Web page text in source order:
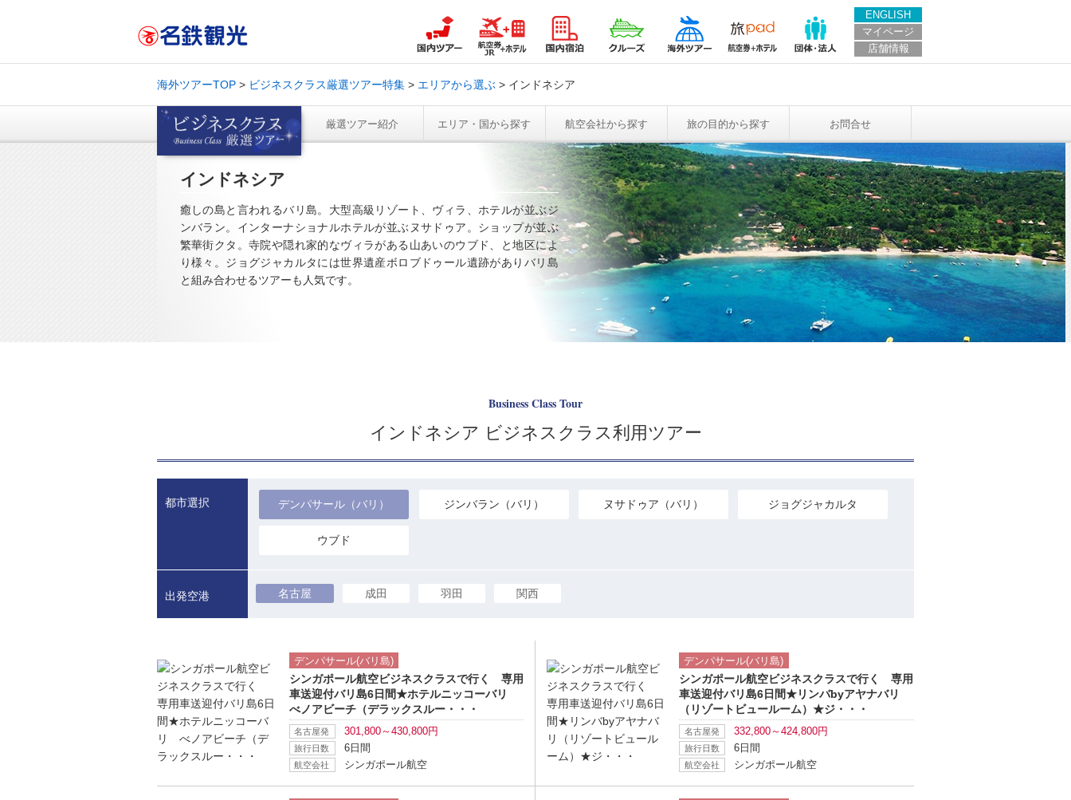
ENGLISH
マイページ
店舗情報
海外ツアーTOP ビジネスクラス厳選ツアー特集 エリアから選ぶ インドネシア
トップページ 厳選ツアー紹介 エリア・国から探す 航空会社から探す 旅の目的から探す お問合せ
インドネシア
癒しの島と言われるバリ島。大型高級リゾート、ヴィラ、ホテルが並ぶジ
ンバラン。インターナショナルホテルが並ぶヌサドゥア。ショップが並ぶ
繁華街クタ。寺院や隠れ家的なヴィラがある山あいのウブド、と地区によ
り様々。ジョグジャカルタには世界遺産ボロブドゥール遺跡がありバリ島
と組み合わせるツアーも人気です。
Business Class Tour
インドネシア ビジネスクラス利用ツアー
都市選択 デンパサール（バリ） ジンバラン（バリ） ヌサドゥア（バリ） ジョグジャカルタ
ウブド
名古屋 成田 羽田 関西
デンパサール(バリ島)
シンガポール航空ビジネスクラスで行く 専用
車送迎付バリ島6日間★ホテルニッコーバリ
べノアビーチ（デラックスルー・・・
名古屋発 301,800～430,800円
旅行日数 6日間
航空会社 シンガポール航空
デンパサール(バリ島)
シンガポール航空ビジネスクラスで行く 専用
車送迎付バリ島6日間★リンバbyアヤナバリ
（リゾートビュールーム）★ジ・・・
名古屋発 332,800～424,800円
旅行日数 6日間
航空会社 シンガポール航空